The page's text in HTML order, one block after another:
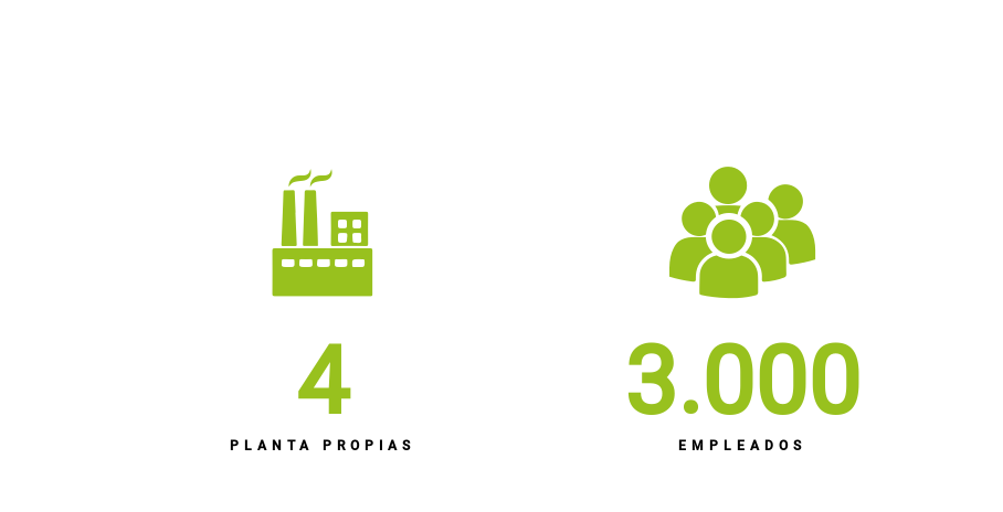
4
PLANTA PROPIAS
3.000
EMPLEADOS